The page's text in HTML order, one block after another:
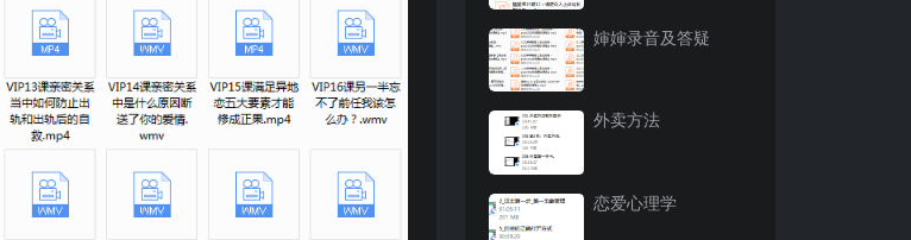
婶婶录音及答疑
外卖方法
恋爱心理学